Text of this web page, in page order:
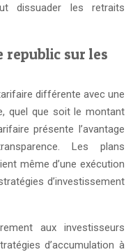
dissuader les retraits
republic sur les
différente avec une
quel que soit le montant
présente l’avantage
Les plans
même d’une exécution
d’investissement
aux investisseurs
d’accumulation à